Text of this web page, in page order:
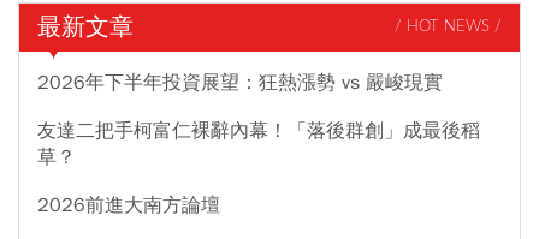
最新文章 / HOT NEWS /
2026年下半年投資展望：狂熱漲勢 vs 嚴峻現實
友達二把手柯富仁裸辭內幕！「落後群創」成最後稻
草？
2026前進大南方論壇